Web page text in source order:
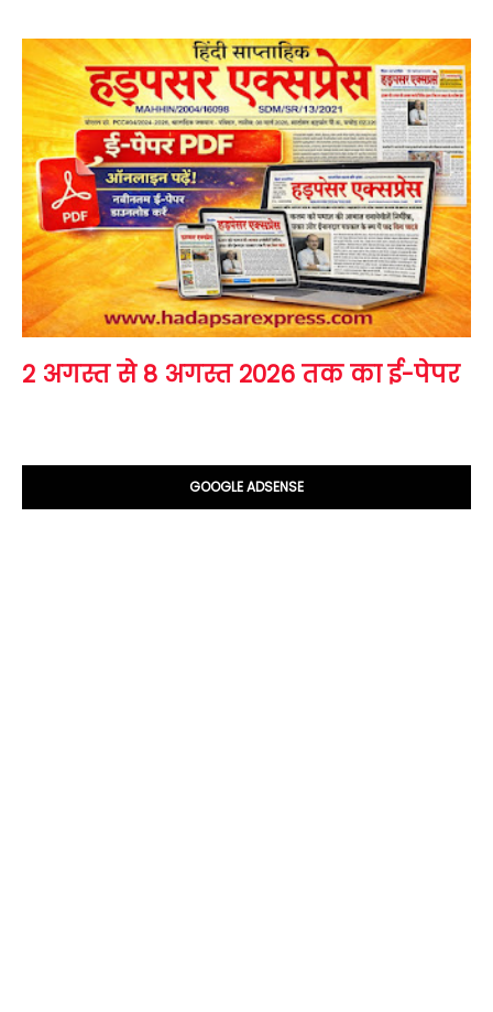
2 अगस्त से 8 अगस्त 2026 तक का ई-पेपर
GOOGLE ADSENSE